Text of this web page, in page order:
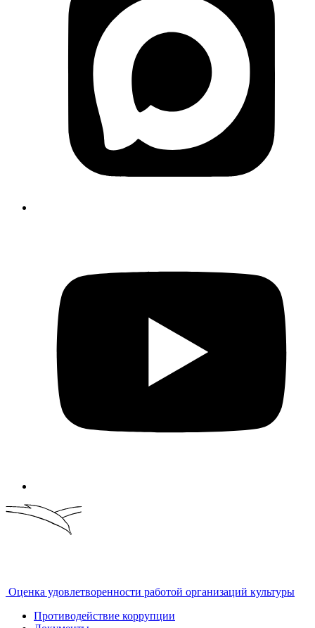
Оценка удовлетворенности работой организаций культуры
Противодействие коррупции